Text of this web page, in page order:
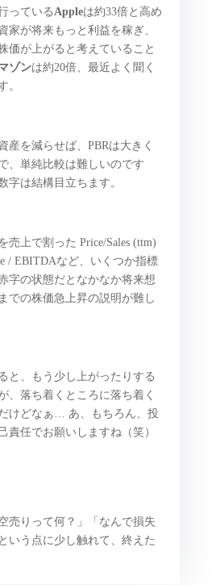
っている Appleは約33倍と高め
家が将来もっと利益を稼ぎ、
価が上がると考えていること
ゾンは約20倍、最近よく聞く
。
産を減らせば、PBRは大きく
、単純比較は難しいのです
字は結構目立ちます。
売上で割った Price/Sales (ttm)
/ EBITDAなど、いくつか指標
字の状態だとなかなか将来想
での株価急上昇の説明が難し
と、もう少し上がったりする
、落ち着くところに落ち着く
けどなぁ… あ、もちろん、投
責任でお願いしますね（笑）
売りって何？」「なんで損失
いう点に少し触れて、終えた